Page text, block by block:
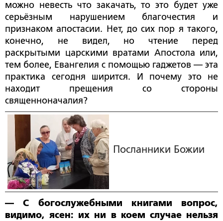
можно невесть что закачать, то это будет уже
серьёзным нарушением благочестия и
признаком апостасии. Нет, до сих пор я такого,
конечно, не видел, но чтение перед
раскрытыми царскими вратами Апостола или,
тем более, Евангелия с помощью гаджетов — эта
практика сегодня ширится. И почему это не
находит прещения со стороны
священноначалия?
Посланники Божии
— С богослужебными книгами вопрос,
видимо, ясен: их ни в коем случае нельзя